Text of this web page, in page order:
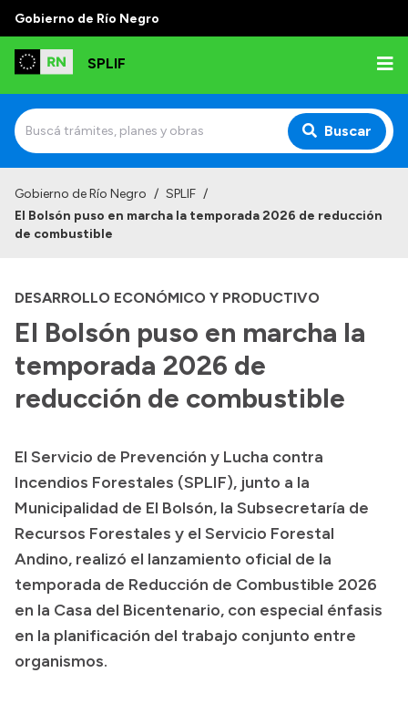
Gobierno de Río Negro
SPLIF
Buscar
Institucional
Autoridades
Normativa
Contacto
Presupuesto
Boletín Oficial
Compras y licitaciones
Consulta de expedientes
Consulta de pago a proveedores
Convocatorias
Intranet
Gobierno de Río Negro / SPLIF /
El Bolsón puso en marcha la temporada 2026 de reducción
de combustible
DESARROLLO ECONÓMICO Y PRODUCTIVO
El Bolsón puso en marcha la
temporada 2026 de
reducción de combustible
El Servicio de Prevención y Lucha contra
Incendios Forestales (SPLIF), junto a la
Municipalidad de El Bolsón, la Subsecretaría de
Recursos Forestales y el Servicio Forestal
Andino, realizó el lanzamiento oficial de la
temporada de Reducción de Combustible 2026
en la Casa del Bicentenario, con especial énfasis
en la planificación del trabajo conjunto entre
organismos.